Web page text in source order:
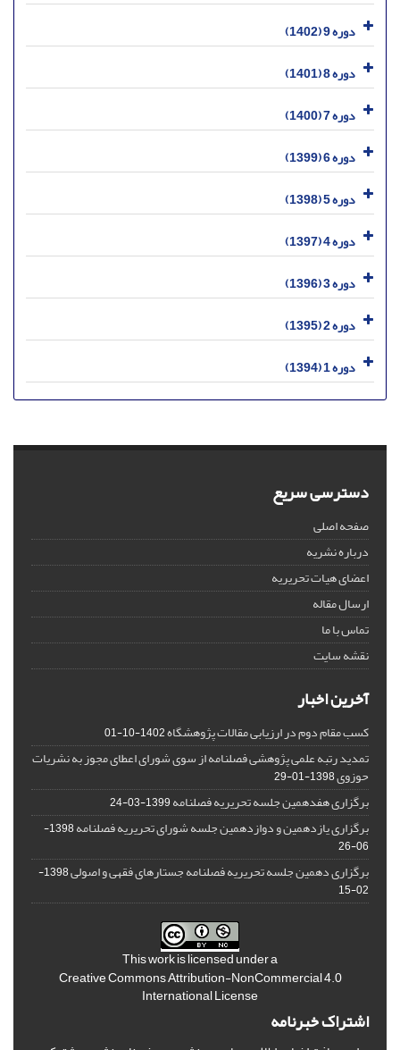
دوره 9 (1402)
دوره 8 (1401)
دوره 7 (1400)
دوره 6 (1399)
دوره 5 (1398)
دوره 4 (1397)
دوره 3 (1396)
دوره 2 (1395)
دوره 1 (1394)
دسترسی سریع
صفحه اصلی
درباره نشریه
اعضای هیات تحریریه
ارسال مقاله
تماس با ما
نقشه سایت
آخرین اخبار
کسب مقام دوم در ارزیابی مقالات پژوهشگاه1402-10-01
تمدید رتبه علمی پژوهشی فصلنامه از سوی شورای اعطای مجوز به نشریات
حوزوی1398-01-29
برگزاری هفدهمین جلسه تحریریه فصلنامه1399-03-24
برگزاری یازدهمین و دوازدهمین جلسه شورای تحریریه فصلنامه
1398-
06-26
برگزاری دهمین جلسه تحریریه فصلنامه جستارهای فقهی و اصولی
1398-
02-15
This work is licensed under a
Creative Commons Attribution-NonCommercial 4.0
International License
اشتراک خبرنامه